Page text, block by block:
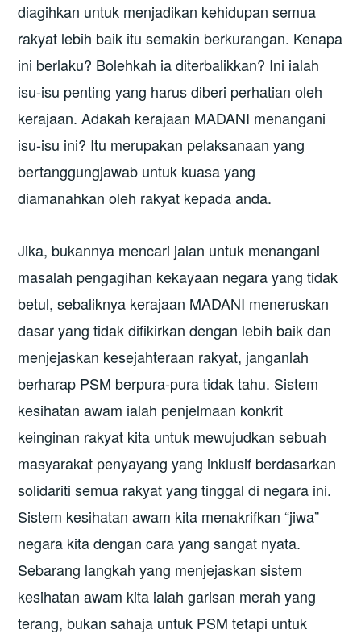
diagihkan untuk menjadikan kehidupan semua
rakyat lebih baik itu semakin berkurangan. Kenapa
ini berlaku? Bolehkah ia diterbalikkan? Ini ialah
isu-isu penting yang harus diberi perhatian oleh
kerajaan. Adakah kerajaan MADANI menangani
isu-isu ini? Itu merupakan pelaksanaan yang
bertanggungjawab untuk kuasa yang
diamanahkan oleh rakyat kepada anda.
Jika, bukannya mencari jalan untuk menangani
masalah pengagihan kekayaan negara yang tidak
betul, sebaliknya kerajaan MADANI meneruskan
dasar yang tidak difikirkan dengan lebih baik dan
menjejaskan kesejahteraan rakyat, janganlah
berharap PSM berpura-pura tidak tahu. Sistem
kesihatan awam ialah penjelmaan konkrit
keinginan rakyat kita untuk mewujudkan sebuah
masyarakat penyayang yang inklusif berdasarkan
solidariti semua rakyat yang tinggal di negara ini.
Sistem kesihatan awam kita menakrifkan “jiwa”
negara kita dengan cara yang sangat nyata.
Sebarang langkah yang menjejaskan sistem
kesihatan awam kita ialah garisan merah yang
terang, bukan sahaja untuk PSM tetapi untuk